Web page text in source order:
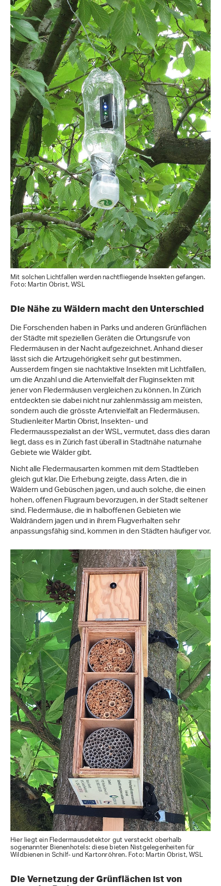
Mit solchen Lichtfallen werden nachtfliegende Insekten gefangen.
Foto: Martin Obrist, WSL
Die Nähe zu Wäldern macht den Unterschied
Die Forschenden haben in Parks und anderen Grünflächen
der Städte mit speziellen Geräten die Ortungsrufe von
Fledermäusen in der Nacht aufgezeichnet. Anhand dieser
lässt sich die Artzugehörigkeit sehr gut bestimmen.
Ausserdem fingen sie nachtaktive Insekten mit Lichtfallen,
um die Anzahl und die Artenvielfalt der Fluginsekten mit
jener von Fledermäusen vergleichen zu können. In Zürich
entdeckten sie dabei nicht nur zahlenmässig am meisten,
sondern auch die grösste Artenvielfalt an Fledermäusen.
Studienleiter Martin Obrist, Insekten- und
Fledermausspezialist an der WSL, vermutet, dass dies daran
liegt, dass es in Zürich fast überall in Stadtnähe naturnahe
Gebiete wie Wälder gibt.
Nicht alle Fledermausarten kommen mit dem Stadtleben
gleich gut klar. Die Erhebung zeigte, dass Arten, die in
Wäldern und Gebüschen jagen, und auch solche, die einen
hohen, offenen Flugraum bevorzugen, in der Stadt seltener
sind. Fledermäuse, die in halboffenen Gebieten wie
Waldrändern jagen und in ihrem Flugverhalten sehr
anpassungsfähig sind, kommen in den Städten häufiger vor.
Hier liegt ein Fledermausdetektor gut versteckt oberhalb
sogenannter Bienenhotels: diese bieten Nistgelegenheiten für
Wildbienen in Schilf- und Kartonröhren. Foto: Martin Obrist, WSL
Die Vernetzung der Grünflächen ist von